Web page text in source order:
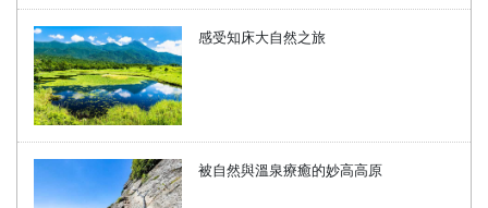
感受知床大自然之旅
被自然與溫泉療癒的妙高高原